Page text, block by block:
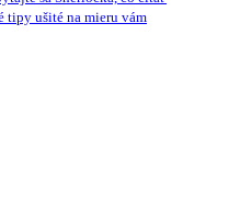
tipy ušité na mieru vám